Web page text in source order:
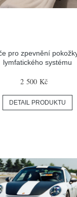
pro zpevnění
lymfatického systému
2 500 Kč
DETAIL PRODUKTU